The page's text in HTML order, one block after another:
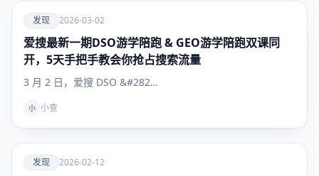
爱
发现
发现 2026-03-02
爱搜最新一期DSO游学陪跑 & GEO游学陪跑双课同
开，5天手把手教会你抢占搜索流量
3 月 2 日，爱搜 DSO &#282…
小 小查
爱
发现 2026-02-12